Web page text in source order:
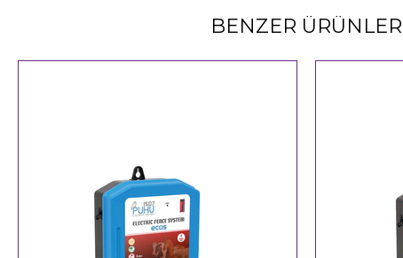
BENZER ÜRÜNLER